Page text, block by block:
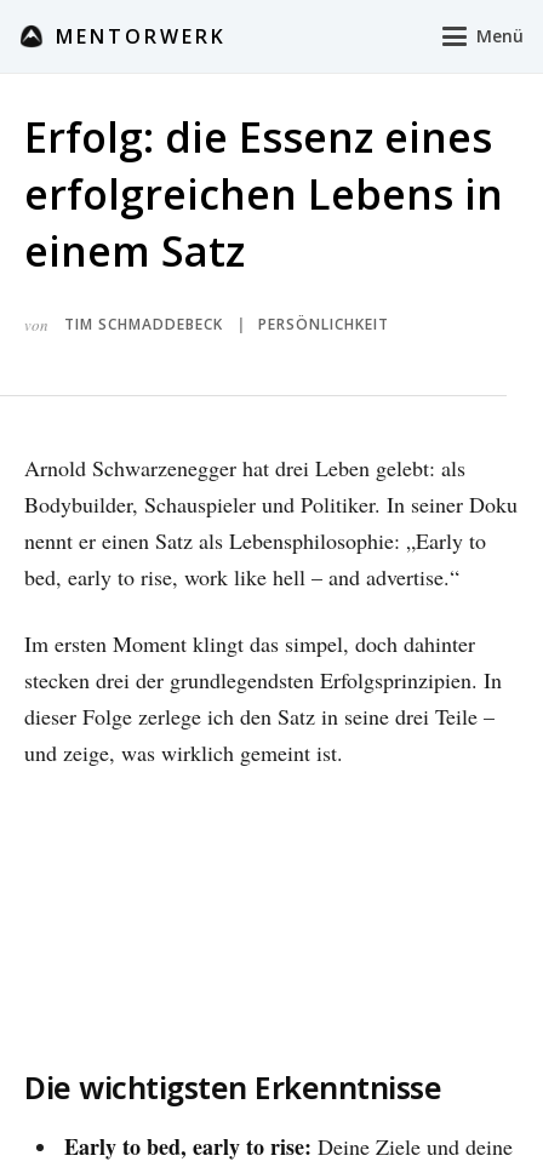
MENTORWERK Menü
Erfolg: die Essenz eines
erfolgreichen Lebens in
einem Satz
von TIM SCHMADDEBECK PERSÖNLICHKEIT
Arnold Schwarzenegger hat drei Leben gelebt: als
Bodybuilder, Schauspieler und Politiker. In seiner Doku
nennt er einen Satz als Lebensphilosophie: „Early to
bed, early to rise, work like hell – and advertise.“
Im ersten Moment klingt das simpel, doch dahinter
stecken drei der grundlegendsten Erfolgsprinzipien. In
dieser Folge zerlege ich den Satz in seine drei Teile –
und zeige, was wirklich gemeint ist.
Die wichtigsten Erkenntnisse
Early to bed, early to rise: Deine Ziele und deine